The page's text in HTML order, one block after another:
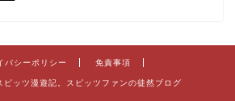
バシーポリシー 免責事項
ッツ漫遊記。スピッツファンの徒然ブログ